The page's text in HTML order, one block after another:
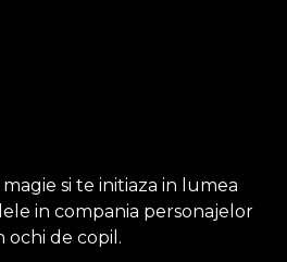
si te initiaza in lumea
in compania personajelor
ochi de copil.